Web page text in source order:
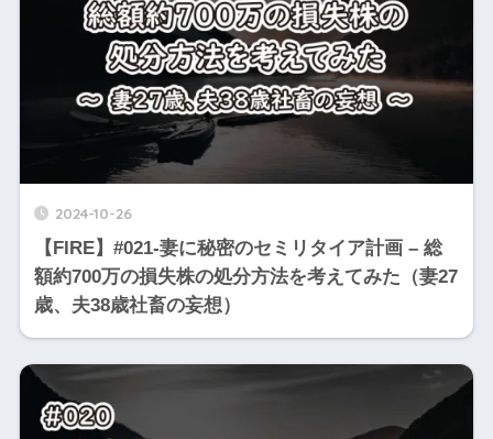
2024-10-26
【FIRE】#021-妻に秘密のセミリタイア計画 – 総
額約700万の損失株の処分方法を考えてみた（妻27
歳、夫38歳社畜の妄想）